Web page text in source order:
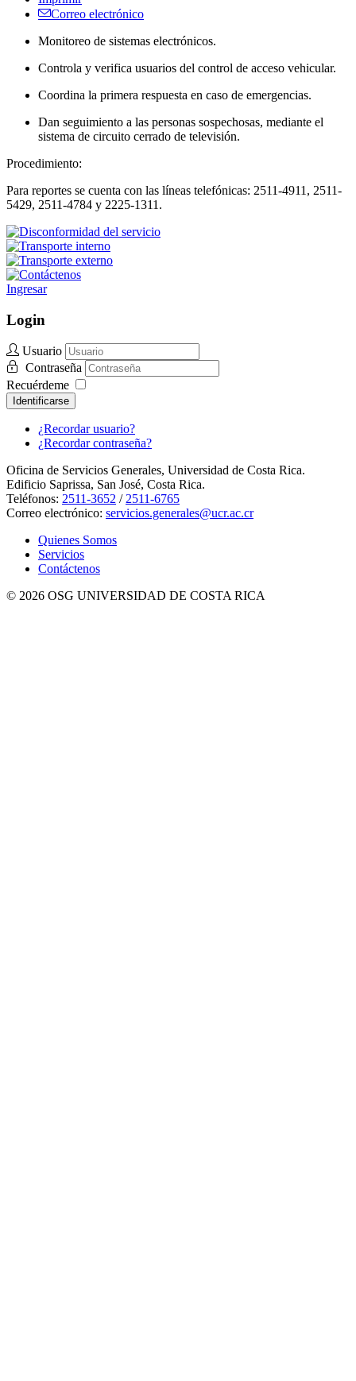
Correo electrónico
Monitoreo de sistemas electrónicos.
Controla y verifica usuarios del control de acceso vehicular.
Coordina la primera respuesta en caso de emergencias.
Dan seguimiento a las personas sospechosas, mediante el
sistema de circuito cerrado de televisión.
Procedimiento:
Para reportes se cuenta con las líneas telefónicas: 2511-4911, 2511-
5429, 2511-4784 y 2225-1311 .
Ingresar
Login
Usuario
Contraseña
Recuérdeme
Identificarse
¿Recordar usuario?
¿Recordar contraseña?
Oficina de Servicios Generales, Universidad de Costa Rica.
Edificio Saprissa, San José, Costa Rica.
Teléfonos: 2511-3652 / 2511-6765
Correo electrónico: servicios.generales@ucr.ac.cr
Quienes Somos
Servicios
Contáctenos
© 2026 OSG UNIVERSIDAD DE COSTA RICA